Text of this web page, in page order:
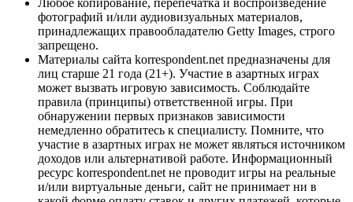
Любое копирование, перепечатка и воспроизведение
фотографий и/или аудиовизуальных материалов,
принадлежащих правообладателю Getty Images, строго
запрещено.
Материалы сайта korrespondent.net предназначены для
лиц старше 21 года (21+). Участие в азартных играх
может вызвать игровую зависимость. Соблюдайте
правила (принципы) ответственной игры. При
обнаружении первых признаков зависимости
немедленно обратитесь к специалисту. Помните, что
участие в азартных играх не может являться источником
доходов или альтернативой работе. Информационный
ресурс korrespondent.net не проводит игры на реальные
и/или виртуальные деньги, сайт не принимает ни в